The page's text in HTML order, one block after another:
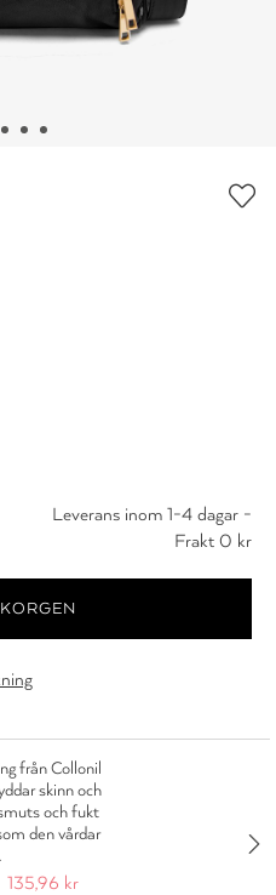
Leverans inom 1-4 dagar -
Frakt 0 kr
från Collonil
skinn och
och fukt
den vårdar
135,96 kr